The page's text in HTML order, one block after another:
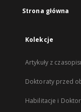
Strona główna
Kolekcje
Artykuły z
Doktoraty przed
Habilitacje i